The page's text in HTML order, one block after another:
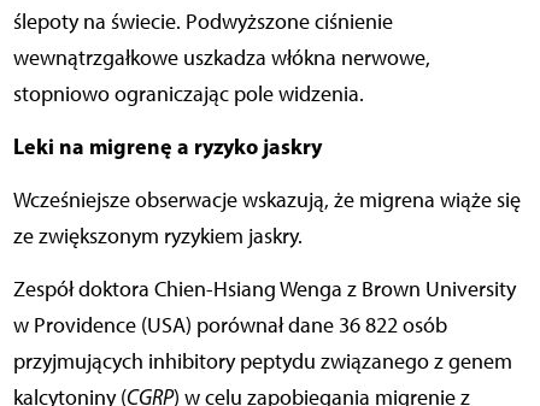
ślepoty na świecie. Podwyższone ciśnienie
wewnątrzgałkowe uszkadza włókna nerwowe,
stopniowo ograniczając pole widzenia.
Leki na migrenę a ryzyko jaskry
Wcześniejsze obserwacje wskazują, że migrena wiąże się
ze zwiększonym ryzykiem jaskry.
Zespół doktora Chien-Hsiang Wenga z Brown University
w Providence (USA) porównał dane 36 822 osób
przyjmujących inhibitory peptydu związanego z genem
kalcytoniny (CGRP) w celu zapobiegania migrenie z